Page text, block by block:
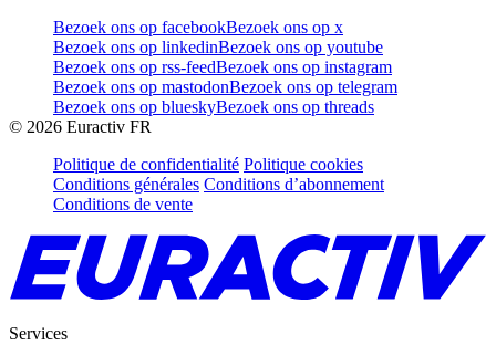
Bezoek ons op facebookBezoek ons op x
Bezoek ons op linkedinBezoek ons op youtube
Bezoek ons op rss-feedBezoek ons op instagram
Bezoek ons op mastodonBezoek ons op telegram
Bezoek ons op blueskyBezoek ons op threads
© 2026 Euractiv FR
Politique de confidentialité Politique cookies
Conditions générales Conditions d’abonnement
Conditions de vente
Services